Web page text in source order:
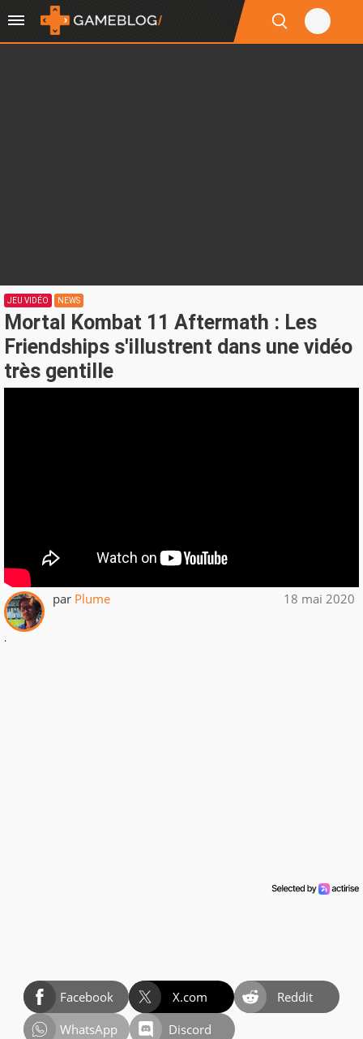
JEU VIDÉO NEWS
Mortal Kombat 11 Aftermath : Les
Friendships s'illustrent dans une vidéo
très gentille
par Plume 18 mai 2020
.
Facebook X.com
Reddit
WhatsApp
Discord